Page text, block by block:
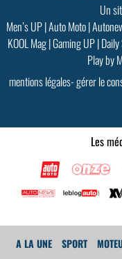
Un
Men’s UP|Auto Moto|
KOOL Mag|Gaming UP|
Play by
mentions légales-gérer le
Les
A LA UNE SPORT